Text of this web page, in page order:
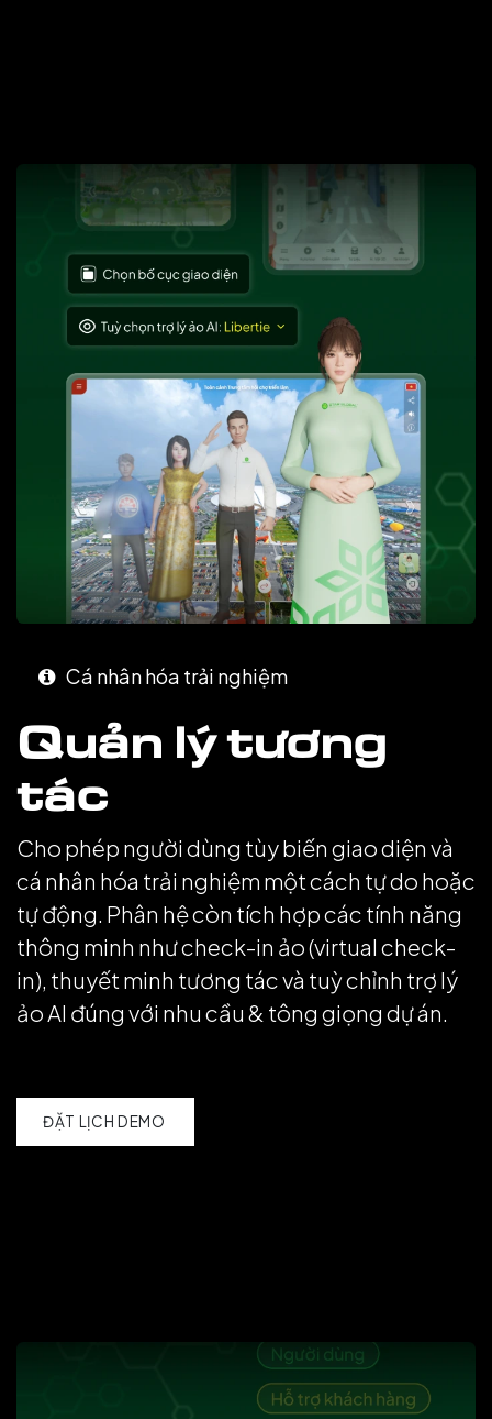
Cá nhân hóa trải nghiệm
Quản lý tương
tác
Cho phép người dùng tùy biến giao diện và
cá nhân hóa trải nghiệm một cách tự do hoặc
tự động. Phân hệ còn tích hợp các tính năng
thông minh như check-in ảo (virtual check-
in), thuyết minh tương tác và tuỳ chỉnh trợ lý
ảo AI đúng với nhu cầu & tông giọng dự án.
ĐẶT LỊCH DEMO